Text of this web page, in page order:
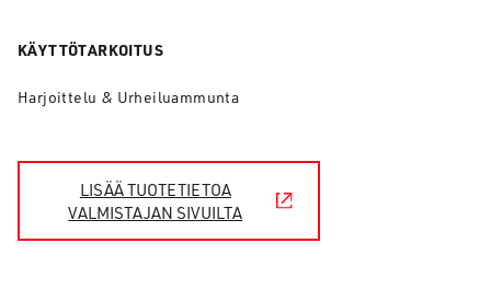
KÄYTTÖTARKOITUS
Harjoittelu & Urheiluammunta
LISÄÄ TUOTETIETOA
VALMISTAJAN SIVUILTA